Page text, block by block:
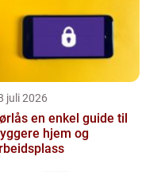
juli 2026
en enkel guide til
hjem og